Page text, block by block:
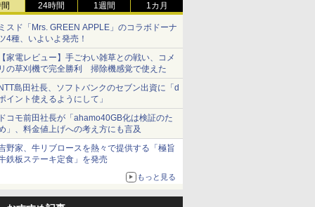
24時間 1週間 1カ月
スド「Mrs. GREEN APPLE」のコラボドーナ
4種、いよいよ発売！
家電レビュー】手ごわい雑草との戦い、コメ
の草刈機で完全勝利 掃除機感覚で使えた
島田社長、ソフトバンクのセブン出資に「d
イント使えるようにして」
コモ前田社長が「ahamo40GB化は検証のた
」、料金値上げへの考え方にも言及
野家、牛リブロースを熱々で提供する「極旨
鉄板ステーキ定食」を発売
もっと見る